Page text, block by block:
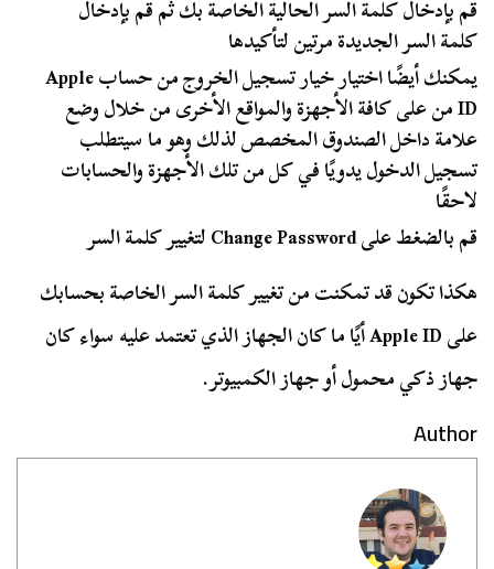
قم بإدخال كلمة السر الحالية الخاصة بك ثم قم بإدخال
كلمة السر الجديدة مرتين لتأكيدها
يمكنك أيضًا اختيار خيار تسجيل الخروج من حساب Apple
ID من على كافة الأجهزة والمواقع الأخرى من خلال وضع
علامة داخل الصندوق المخصص لذلك وهو ما سيتطلب
تسجيل الدخول يدويًا في كل من تلك الأجهزة والحسابات
لاحقًا
قم بالضغط على Change Password لتغيير كلمة السر
هكذا تكون قد تمكنت من تغيير كلمة السر الخاصة بحسابك
على Apple ID أيًا ما كان الجهاز الذي تعتمد عليه سواء كان
جهاز ذكي محمول أو جهاز الكمبيوتر.
Author